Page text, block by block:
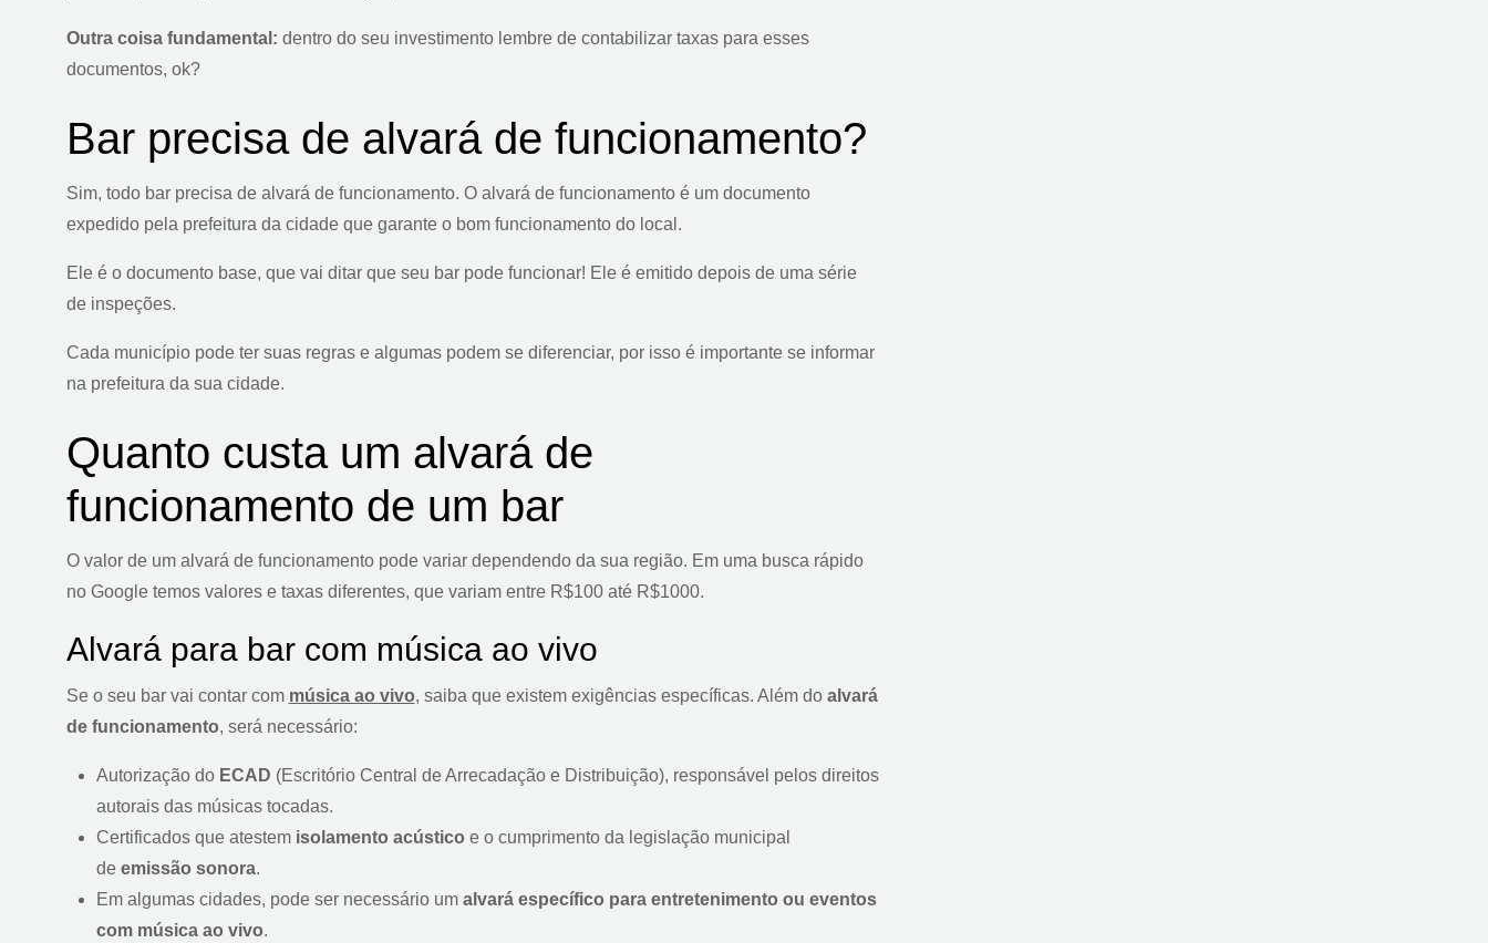
Outra coisa fundamental: dentro do seu investimento lembre de contabilizar taxas para esses
documentos, ok?
Bar precisa de alvará de funcionamento?
Sim, todo bar precisa de alvará de funcionamento. O alvará de funcionamento é um documento
expedido pela prefeitura da cidade que garante o bom funcionamento do local.
Ele é o documento base, que vai ditar que seu bar pode funcionar! Ele é emitido depois de uma série
de inspeções.
Cada município pode ter suas regras e algumas podem se diferenciar, por isso é importante se informar
na prefeitura da sua cidade.
Quanto custa um alvará de
funcionamento de um bar
O valor de um alvará de funcionamento pode variar dependendo da sua região. Em uma busca rápido
no Google temos valores e taxas diferentes, que variam entre R$100 até R$1000.
Alvará para bar com música ao vivo
Se o seu bar vai contar com música ao vivo, saiba que existem exigências específicas. Além do alvará
de funcionamento, será necessário:
Autorização do ECAD (Escritório Central de Arrecadação e Distribuição), responsável pelos direitos
autorais das músicas tocadas.
Certificados que atestem isolamento acústico e o cumprimento da legislação municipal
de emissão sonora.
Em algumas cidades, pode ser necessário um alvará específico para entretenimento ou eventos
com música ao vivo.